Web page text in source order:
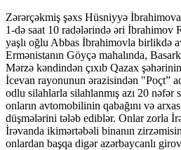
Zərərçəkmiş şəxs Hüsniyyə
1-də saat 10 radələrində əri İbrahimov
yaşlı oğlu Abbas İbrahimovla birlikdə
Ermənistanın Göyçə mahalında,
Mərzə kəndindən çıxıb Qazax
İcevan rayonunun ərazisindən "Poçt”
odlu silahlarla silahlanmış azı 20
onların avtomobilinin qabağını və
düşmələrini tələb ediblər. Onlar zorla
İrəvanda ikimərtəbəli binanın
onlardan başqa digər azərbaycanlı